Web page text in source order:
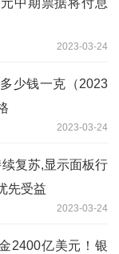
中期票据将付息
2023-03-24
少钱一克（2023
2023-03-24
复苏,显示面板行
先受益
2023-03-24
2400亿美元！银